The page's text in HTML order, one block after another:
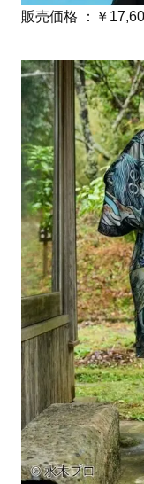
販売価格 ：￥